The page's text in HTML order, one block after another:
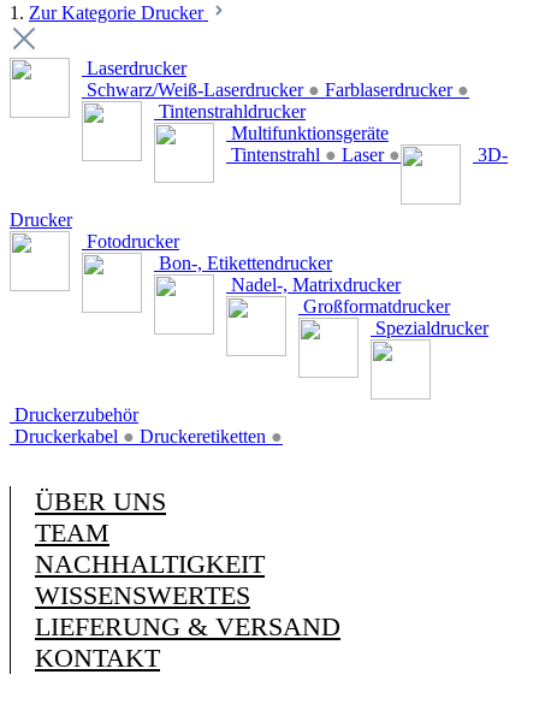
1. Zur Kategorie Drucker
Laserdrucker
Schwarz/Weiß-Laserdrucker ● Farblaserdrucker ●
Tintenstrahldrucker
Multifunktionsgeräte
Tintenstrahl ● Laser ● 3D-
Drucker
Fotodrucker
Bon-, Etikettendrucker
Nadel-, Matrixdrucker
Großformatdrucker
Spezialdrucker
Druckerzubehör
Druckerkabel ● Druckeretiketten ●
ÜBER UNS
TEAM
NACHHALTIGKEIT
WISSENSWERTES
LIEFERUNG & VERSAND
KONTAKT